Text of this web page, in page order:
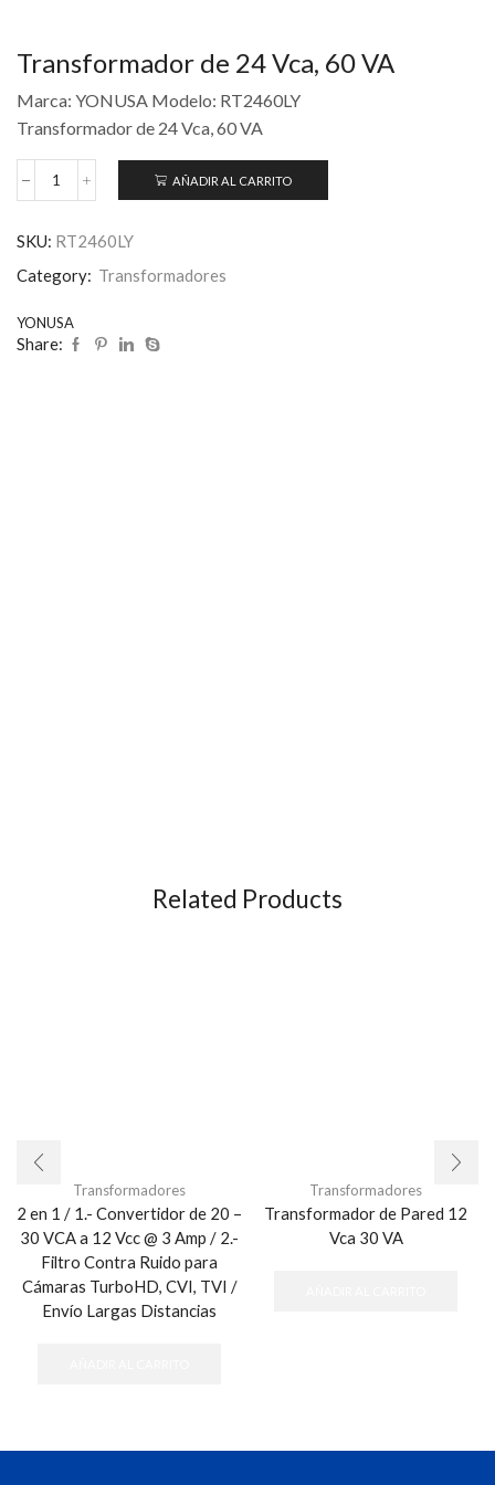
Transformador de 24 Vca, 60 VA
Marca: YONUSA Modelo: RT2460LY
Transformador de 24 Vca, 60 VA
AÑADIR AL CARRITO
SKU: RT2460LY
Category: Transformadores
YONUSA
Share:
Related Products
Transformadores
2 en 1 / 1.- Convertidor de 20 –
30 VCA a 12 Vcc @ 3 Amp / 2.-
Filtro Contra Ruido para
Cámaras TurboHD, CVI, TVI /
Envío Largas Distancias
Transformadores
Transformador de Pared 12
Vca 30 VA